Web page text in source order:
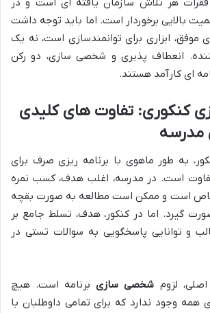
بالایی برخوردار است. اما باید توجه داشت
موفق، ابزاری برای توانمندسازی است، نه یک
انعطاف پذیری و شخصی سازی، دو رکن
ای کارآمد هستند.
ریزی کنکوری: تفاوت های کلیدی
مدرسه
به طور ماهوی با برنامه ریزی صرف برای
است. در مدرسه، اغلب هدف، کسب نمره
است و ممکن است مطالعه به صورت بقچه
گیرد. اما در کنکور، هدف، تسلط جامع بر
و توانایی پاسخگویی به سوالات تستی در
لزوم شخصی سازیبرنامه است. هیچ
همه وجود ندارد که برای تمامی داوطلبان با